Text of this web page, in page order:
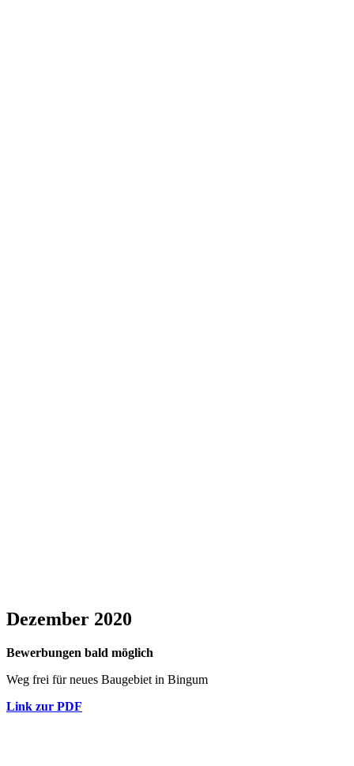
Dezember 2020
Bewerbungen bald möglich
Weg frei für neues Baugebiet in Bingum
Link zur PDF